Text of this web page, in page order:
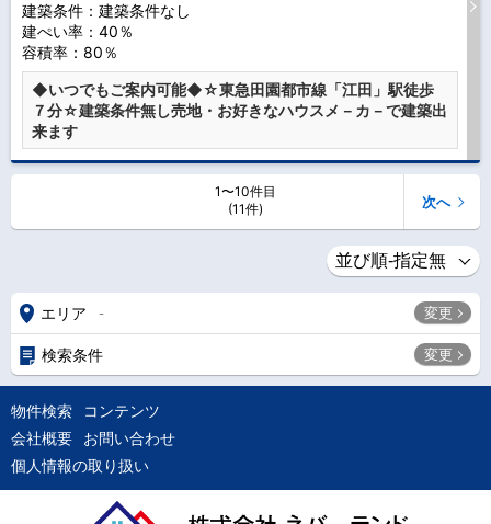
建築条件： 建築条件なし
建ぺい率：40％
容積率：80％
◆いつでもご案内可能◆☆東急田園都市線「江田」駅徒歩
７分☆建築条件無し売地・お好きなハウスメ－カ－で建築出
来ます
1〜10件目
(11件)
次へ
エリア - 変更
検索条件 変更
物件検索
コンテンツ
会社概要
お問い合わせ
個人情報の取り扱い